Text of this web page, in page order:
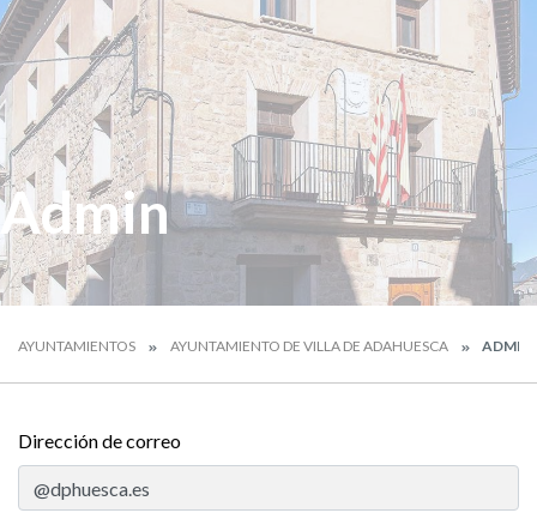
Admin
AYUNTAMIENTOS AYUNTAMIENTO DE VILLA DE ADAHUESCA ADMIN
Dirección de correo